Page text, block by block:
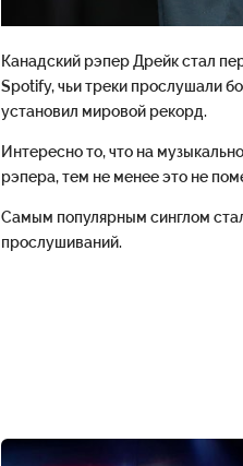
Канадский рэпер Дрейк стал
Spotify, чьи треки прослушали
установил мировой рекорд.
Интересно то, что на
рэпера, тем не менее это не
Самым популярным синглом
прослушиваний.